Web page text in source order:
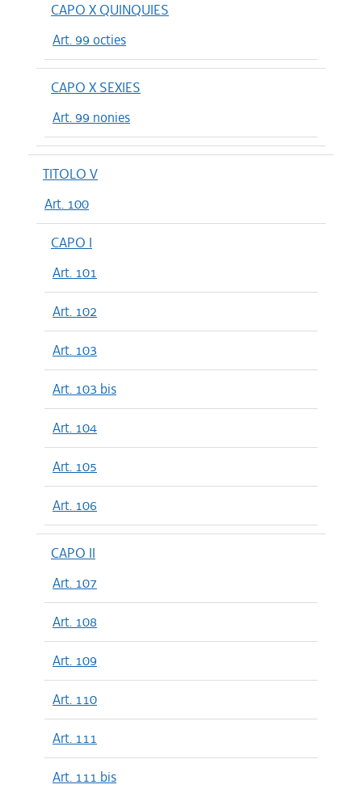
CAPO X QUINQUIES
Art. 99 octies
CAPO X SEXIES
Art. 99 nonies
TITOLO V
Art. 100
CAPO I
Art. 101
Art. 102
Art. 103
Art. 103 bis
Art. 104
Art. 105
Art. 106
CAPO II
Art. 107
Art. 108
Art. 109
Art. 110
Art. 111
Art. 111 bis